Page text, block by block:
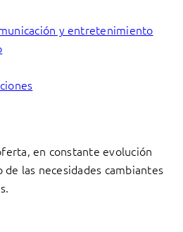
y entretenimiento
en constante evolución
las necesidades cambiantes